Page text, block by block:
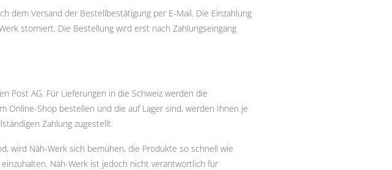
dem Versand der Bestellbestätigung per E-Mail. Die Einzahlung
storniert. Die Bestellung wird erst nach Zahlungseingang
Post AG. Für Lieferungen in die Schweiz werden die
Online-Shop bestellen und die auf Lager sind, werden Ihnen je
Zahlung zugestellt.
wird Näh-Werk sich bemühen, die Produkte so schnell wie
Näh-Werk ist jedoch nicht verantwortlich für